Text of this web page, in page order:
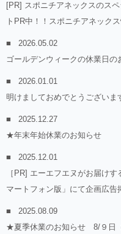
[PR] スポニチアネックスのス
トPR中！！スポニチアネック
2026.05.02
ゴールデンウィークの休業日の
2026.01.01
明けましておめでとうございま
2025.12.27
★年末年始休業のお知らせ
2025.12.01
［PR] エーエフエヌがお届け
マートフォン版」にて企画広告
2025.08.09
★夏季休業のお知らせ 8/９日（